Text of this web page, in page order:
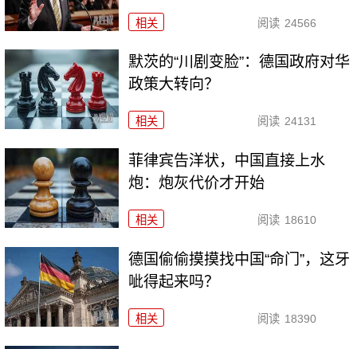
相关 阅读 24566
默茨的“川剧变脸”：德国政府对华
政策大转向？
相关 阅读 24131
菲律宾告洋状，中国直接上水
炮：炮灰代价才开始
相关 阅读 18610
德国偷偷摸摸找中国“命门”，这牙
呲得起来吗？
相关 阅读 18390